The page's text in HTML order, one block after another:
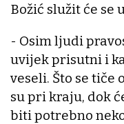
Božić služit će se
- Osim ljudi
uvijek prisutni i
veseli. Što se tiče
su pri kraju, dok
biti potrebno